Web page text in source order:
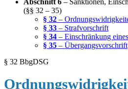
Abschnitt 6 – Sanktionen,
(§§ 32 – 35)
§ 32 –
§ 33 – Strafvorschrift
§ 34 – Einschränkung
§ 35 – Übergangsvorschrift
§ 32 BbgDSG